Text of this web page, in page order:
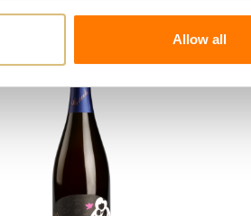
Allow all